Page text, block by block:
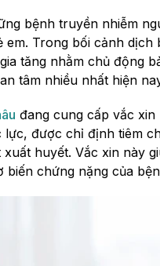
bệnh truyền nhiễm
Trong bối cảnh
tăng nhằm chủ động
tâm nhiều nhất hiện
đang cung cấp vắc
lực, được chỉ định tiêm
huyết. Vắc xin này
biến chứng nặng của